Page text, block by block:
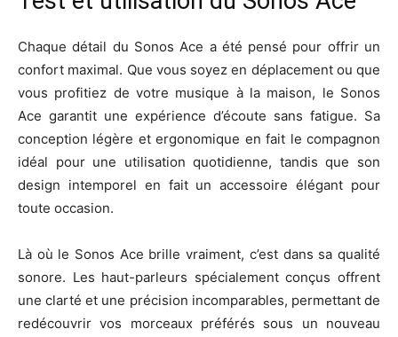
Chaque détail du Sonos Ace a été pensé pour offrir un
confort maximal. Que vous soyez en déplacement ou que
vous profitiez de votre musique à la maison, le Sonos
Ace garantit une expérience d’écoute sans fatigue. Sa
conception légère et ergonomique en fait le compagnon
idéal pour une utilisation quotidienne, tandis que son
design intemporel en fait un accessoire élégant pour
toute occasion.
Là où le Sonos Ace brille vraiment, c’est dans sa qualité
sonore. Les haut-parleurs spécialement conçus offrent
une clarté et une précision incomparables, permettant de
redécouvrir vos morceaux préférés sous un nouveau